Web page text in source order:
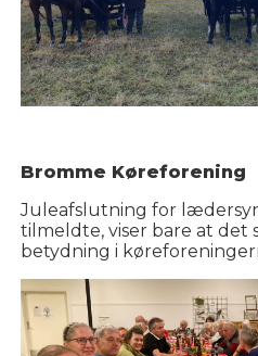
Bromme Køreforening
Juleafslutning for
tilmeldte, viser bare at det
betydning i